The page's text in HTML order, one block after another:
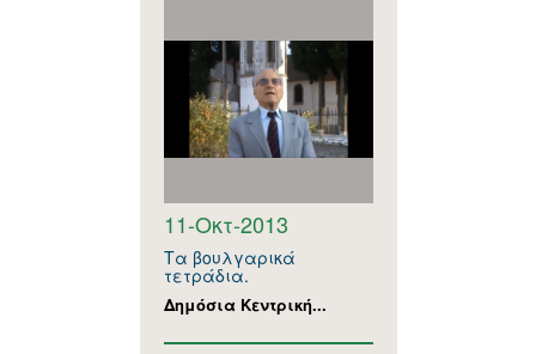
11-Οκτ-2013
Τα βουλγαρικά
τετράδια.
Δημόσια Κεντρική...